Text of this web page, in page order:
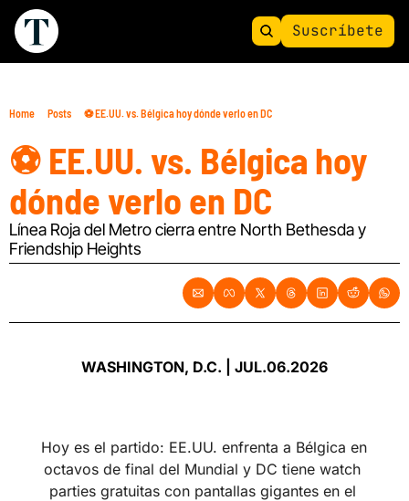
Suscríbete
Home Posts ⚽ EE.UU. vs. Bélgica hoy dónde verlo en DC
⚽ EE.UU. vs. Bélgica hoy
dónde verlo en DC
Línea Roja del Metro cierra entre North Bethesda y
Friendship Heights
WASHINGTON, D.C. | JUL.06.2026
Hoy es el partido: EE.UU. enfrenta a Bélgica en
octavos de final del Mundial y DC tiene watch
parties gratuitas con pantallas gigantes en el